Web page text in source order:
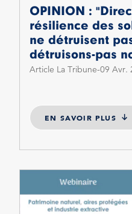
OPINION :
résilience des
ne détruisent
détruisons-pas
Article La Tribune 09 Avr.
EN SAVOIR PLUS